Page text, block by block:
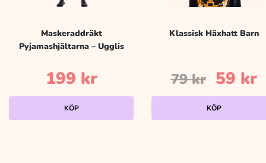
Maskeraddräkt
Pyjamashjältarna – Ugglis
199 kr
KÖP
Klassisk Häxhatt Barn
79kr Det
59 kr
KÖP